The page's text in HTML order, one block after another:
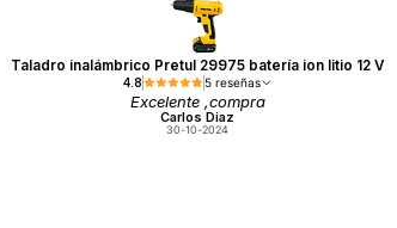
Taladro inalámbrico Pretul 29975 batería ion litio 12 V
4.8 5 reseñas
Excelente ,compra
Carlos Diaz
30-10-2024